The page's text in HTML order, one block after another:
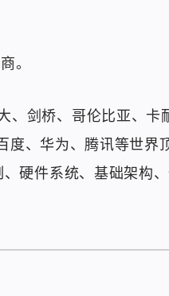
。
、剑桥、哥伦比亚、卡
华为、腾讯等世界
硬件系统、基础架构